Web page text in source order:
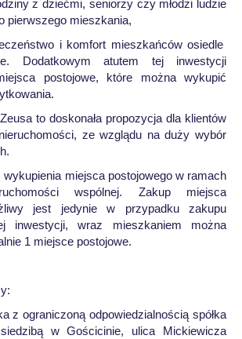
z dziećmi, seniorzy czy młodzi ludzie
pierwszego mieszkania,
i komfort mieszkańców osiedle
Dodatkowym atutem tej inwestycji
postojowe, które można wykupić
to doskonała propozycja dla klientów
ze wzglądu na duży wybór
wykupienia miejsca postojowego w ramach
wspólnej. Zakup miejsca
jest jedynie w przypadku zakupu
inwestycji, wraz mieszkaniem można
1 miejsce postojowe.
z ograniczoną odpowiedzialnością spółka
w Gościcinie, ulica Mickiewicza